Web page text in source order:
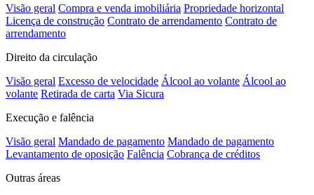
Visão geral Compra e venda imobiliária Propriedade horizontal
Licença de construção Contrato de arrendamento Contrato de
arrendamento
Direito da circulação
Visão geral Excesso de velocidade Álcool ao volante Álcool ao
volante Retirada de carta Via Sicura
Execução e falência
Visão geral Mandado de pagamento Mandado de pagamento
Levantamento de oposição Falência Cobrança de créditos
Outras áreas